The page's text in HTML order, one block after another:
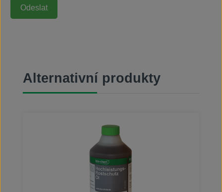
Přeskočit galerii produktů
Alternativní produkty